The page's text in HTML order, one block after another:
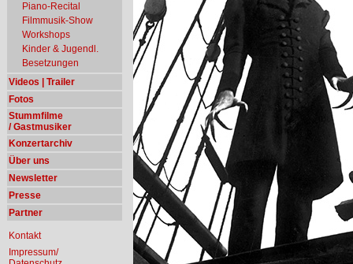
Piano-Recital
Filmmusik-Show
Workshops
Kinder & Jugendl.
Besetzungen
Videos | Trailer
Fotos
Stummfilme
/ Gastmusiker
Konzertarchiv
Über uns
Newsletter
Presse
Partner
Kontakt
Impressum/